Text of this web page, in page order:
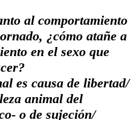
al comportamiento
¿cómo atañe a
en el sexo que
es causa de libertad/
animal del
- o de sujeción/